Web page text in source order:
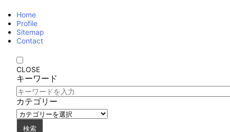
Home
Profile
Sitemap
Contact
CLOSE
キーワード
カテゴリー
検索